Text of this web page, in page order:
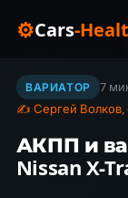
⚙Cars-
Главная › Блог ›
ВАРИАТОР 7
✍ Сергей Волков,
АКПП и
Nissan X-